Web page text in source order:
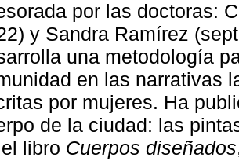
por las doctoras:
y Sandra Ramírez
una metodología
en las narrativas
por mujeres. Ha
de la ciudad: las
libro Cuerpos diseñados